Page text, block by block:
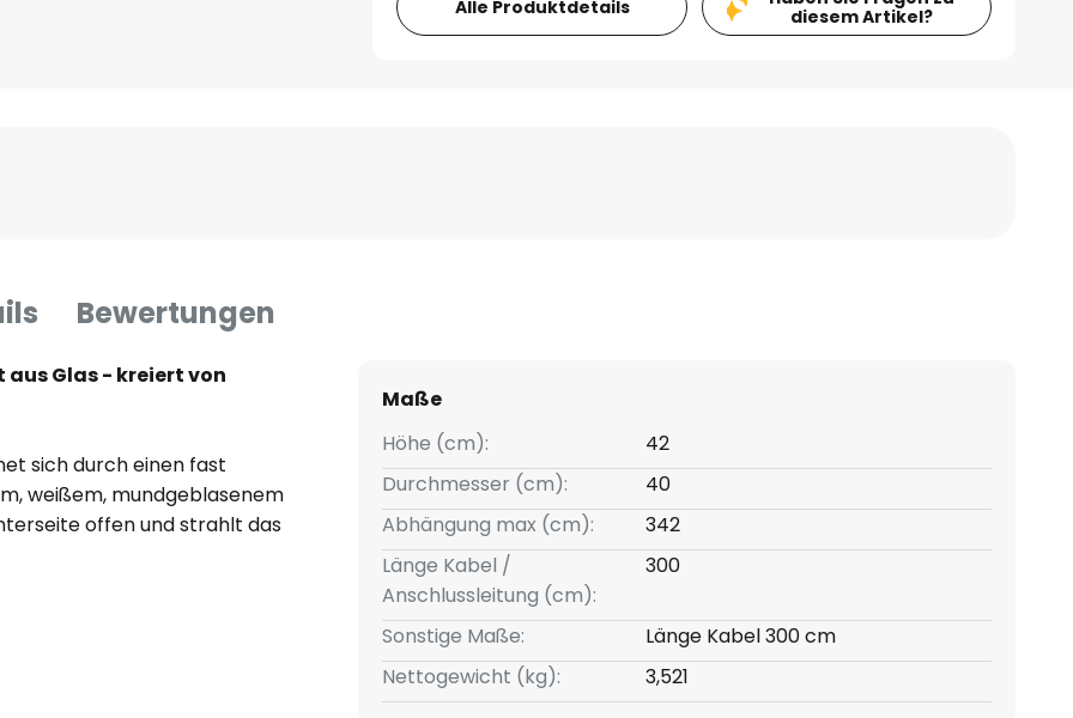
Alle Produktdetails
diesem Artikel?
Bewertungen
Glas - kreiert von
sich durch einen fast
weißem, mundgeblasenem
offen und strahlt das
Es dringt jedoch auch ein
Ausleuchtung mit
kann
Maße
Höhe (cm):
42
Durchmesser (cm):
40
Abhängung max (cm):
342
Länge Kabel /
Anschlussleitung (cm):
300
Sonstige Maße:
Länge Kabel 300 cm
Nettogewicht (kg):
3,521